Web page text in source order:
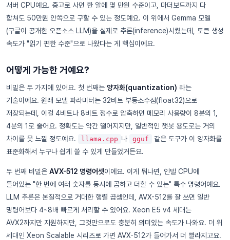
서버 CPU예요. 중고로 사면 한 알에 몇 만원 수준이고, 마더보드까지 다
합쳐도 50만원 안쪽으로 구할 수 있는 정도예요. 이 위에서 Gemma 모델
(구글이 공개한 오픈소스 LLM)을 실제로 추론(inference)시켰는데, 토큰 생성
속도가 "읽기 편한 수준"으로 나왔다는 게 핵심이에요.
어떻게 가능한 거예요?
비밀은 두 가지에 있어요. 첫 번째는 양자화(quantization) 라는
기술이에요. 원래 모델 파라미터는 32비트 부동소수점(float32)으로
저장되는데, 이걸 4비트나 8비트 정수로 압축하면 메모리 사용량이 8분의 1,
4분의 1로 줄어요. 정확도는 약간 떨어지지만, 일반적인 챗봇 용도로는 거의
차이를 못 느낄 정도예요.
llama.cpp 나 gguf
같은 도구가 이 양자화를
표준화해서 누구나 쉽게 쓸 수 있게 만들었거든요.
두 번째 비밀은 AVX-512 명령어셋이에요. 이게 뭐냐면, 인텔 CPU에
들어있는 "한 번에 여러 숫자를 동시에 곱하고 더할 수 있는" 특수 명령어예요.
LLM 추론은 본질적으로 거대한 행렬 곱셈인데, AVX-512를 잘 쓰면 일반
명령어보다 4~8배 빠르게 처리할 수 있어요. Xeon E5 v4 세대는
AVX2까지만 지원하지만, 그것만으로도 충분히 의미있는 속도가 나와요. 더 위
세대인 Xeon Scalable 시리즈로 가면 AVX-512가 들어가서 더 빨라지고요.